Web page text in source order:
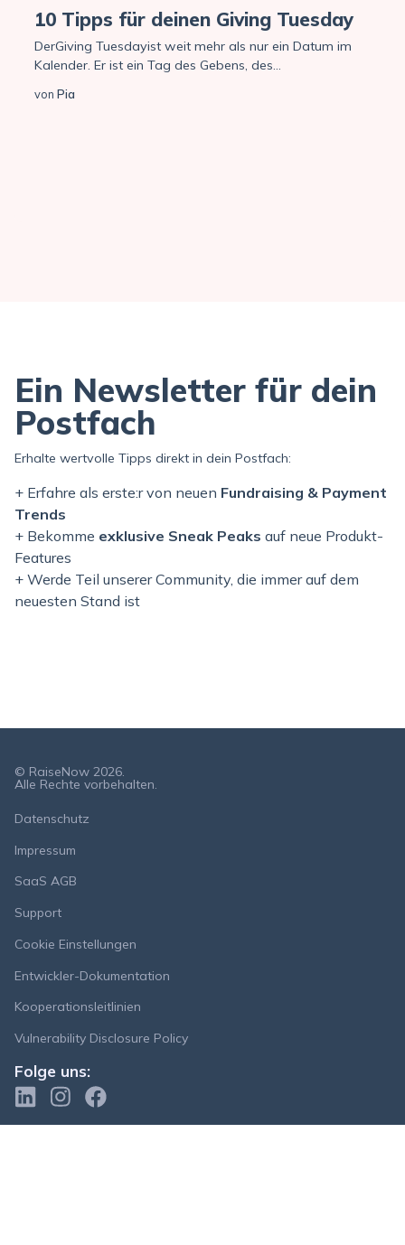
10 Tipps für deinen Giving Tuesday
DerGiving Tuesdayist weit mehr als nur ein Datum im
Kalender. Er ist ein Tag des Gebens, des...
vonPia
Ein Newsletter für dein
Postfach
Erhalte wertvolle Tipps direkt in dein Postfach:
+ Erfahre als erste:r von neuen Fundraising & Payment
Trends
+ Bekomme exklusive Sneak Peaks auf neue Produkt-
Features
+ Werde Teil unserer Community, die immer auf dem
neuesten Stand ist
© RaiseNow 2026.
Alle Rechte vorbehalten.
Datenschutz
Impressum
SaaS AGB
Support
Cookie Einstellungen
Entwickler-Dokumentation
Kooperationsleitlinien
Vulnerability Disclosure Policy
Folge uns: